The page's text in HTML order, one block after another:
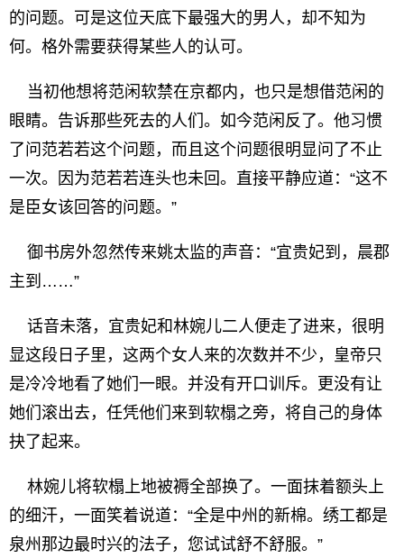
的问题。可是这位天底下最强大的男人，却不知为
何。格外需要获得某些人的认可。
当初他想将范闲软禁在京都内，也只是想借范闲的
眼睛。告诉那些死去的人们。如今范闲反了。他习惯
了问范若若这个问题，而且这个问题很明显问了不止
一次。因为范若若连头也未回。直接平静应道：“这不
是臣女该回答的问题。”
御书房外忽然传来姚太监的声音：“宜贵妃到，晨郡
主到……”
话音未落，宜贵妃和林婉儿二人便走了进来，很明
显这段日子里，这两个女人来的次数并不少，皇帝只
是冷冷地看了她们一眼。并没有开口训斥。更没有让
她们滚出去，任凭他们来到软榻之旁，将自己的身体
抉了起来。
林婉儿将软榻上地被褥全部换了。一面抹着额头上
的细汗，一面笑着说道：“全是中州的新棉。绣工都是
泉州那边最时兴的法子，您试试舒不舒服。”